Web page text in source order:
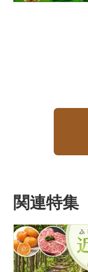
関連特集